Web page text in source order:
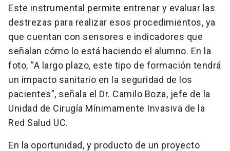
Este instrumental permite entrenar y evaluar las
destrezas para realizar esos procedimientos, ya
que cuentan con sensores e indicadores que
señalan cómo lo está haciendo el alumno. En la
foto, “A largo plazo, este tipo de formación tendrá
un impacto sanitario en la seguridad de los
pacientes”, señala el Dr. Camilo Boza, jefe de la
Unidad de Cirugía Mínimamente Invasiva de la
Red Salud UC.
En la oportunidad, y producto de un proyecto